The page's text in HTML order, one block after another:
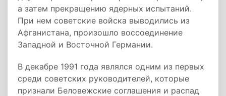
а затем прекращению ядерных испытаний.
При нем советские войска выводились из
Афганистана, произошло воссоединение
Западной и Восточной Германии.
В декабре 1991 года являлся одним из первых
среди советских руководителей, которые
признали Беловежские соглашения и распад